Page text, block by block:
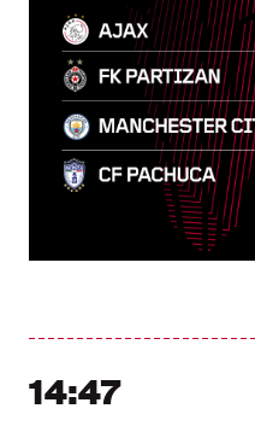
14:47